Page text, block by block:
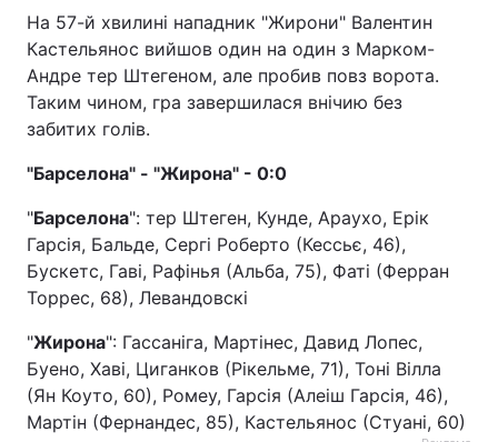
На 57-й хвилині нападник "Жирони" Валентин
Кастельянос вийшов один на один з Марком-
Андре тер Штегеном, але пробив повз ворота.
Таким чином, гра завершилася внічию без
забитих голів.
"Барселона" - "Жирона" - 0:0
"Барселона": тер Штеген, Кунде, Араухо, Ерік
Гарсія, Бальде, Сергі Роберто (Кессьє, 46),
Бускетс, Гаві, Рафінья (Альба, 75), Фаті (Ферран
Торрес, 68), Левандовскі
"Жирона": Гассаніга, Мартінес, Давид Лопес,
Буено, Хаві, Циганков (Рікельме, 71), Тоні Вілла
(Ян Коуто, 60), Ромеу, Гарсія (Алеіш Гарсія, 46),
Мартін (Фернандес, 85), Кастельянос (Стуані, 60)